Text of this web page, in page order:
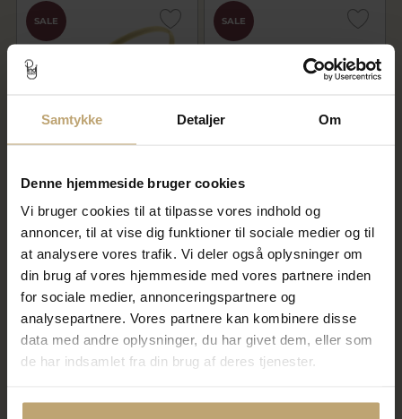
Samtykke Detaljer Om
Denne hjemmeside bruger cookies
Vi bruger cookies til at tilpasse vores indhold og
annoncer, til at vise dig funktioner til sociale medier og til
at analysere vores trafik. Vi deler også oplysninger om
din brug af vores hjemmeside med vores partnere inden
for sociale medier, annonceringspartnere og
analysepartnere. Vores partnere kan kombinere disse
data med andre oplysninger, du har givet dem, eller som
de har indsamlet fra din brug af deres tjenester.
SALE
Armring ½ rund tråd 8 kt. og
14.400,00 kr
11.520,00 kr
SALE
Armring ½ rund tråd 14 kt.
32.575,00 kr
26.060,00 kr
SALE SALE